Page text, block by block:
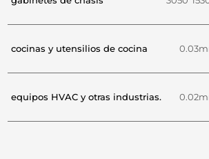
cocinas y utensilios de cocina
equipos HVAC y otras industrias.